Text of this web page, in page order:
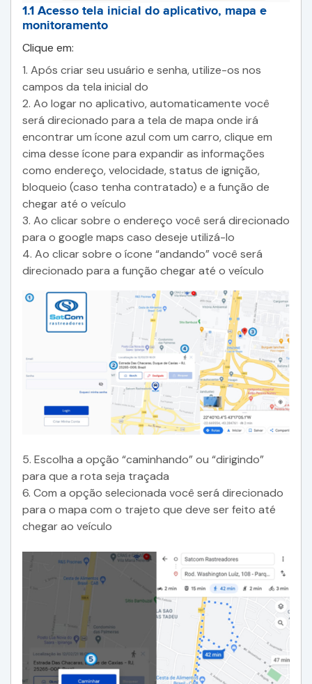
1.1 Acesso tela inicial do aplicativo, mapa e
monitoramento
Clique em:
1. Após criar seu usuário e senha, utilize-os nos
campos da tela inicial do
2. Ao logar no aplicativo, automaticamente você
será direcionado para a tela de mapa onde irá
encontrar um ícone azul com um carro, clique em
cima desse ícone para expandir as informações
como endereço, velocidade, status de ignição,
bloqueio (caso tenha contratado) e a função de
chegar até o veículo
3. Ao clicar sobre o endereço você será direcionado
para o google maps caso deseje utilizá-lo
4. Ao clicar sobre o ícone “andando” você será
direcionado para a função chegar até o veículo
5. Escolha a opção “caminhando” ou “dirigindo”
para que a rota seja traçada
6. Com a opção selecionada você será direcionado
para o mapa com o trajeto que deve ser feito até
chegar ao veículo